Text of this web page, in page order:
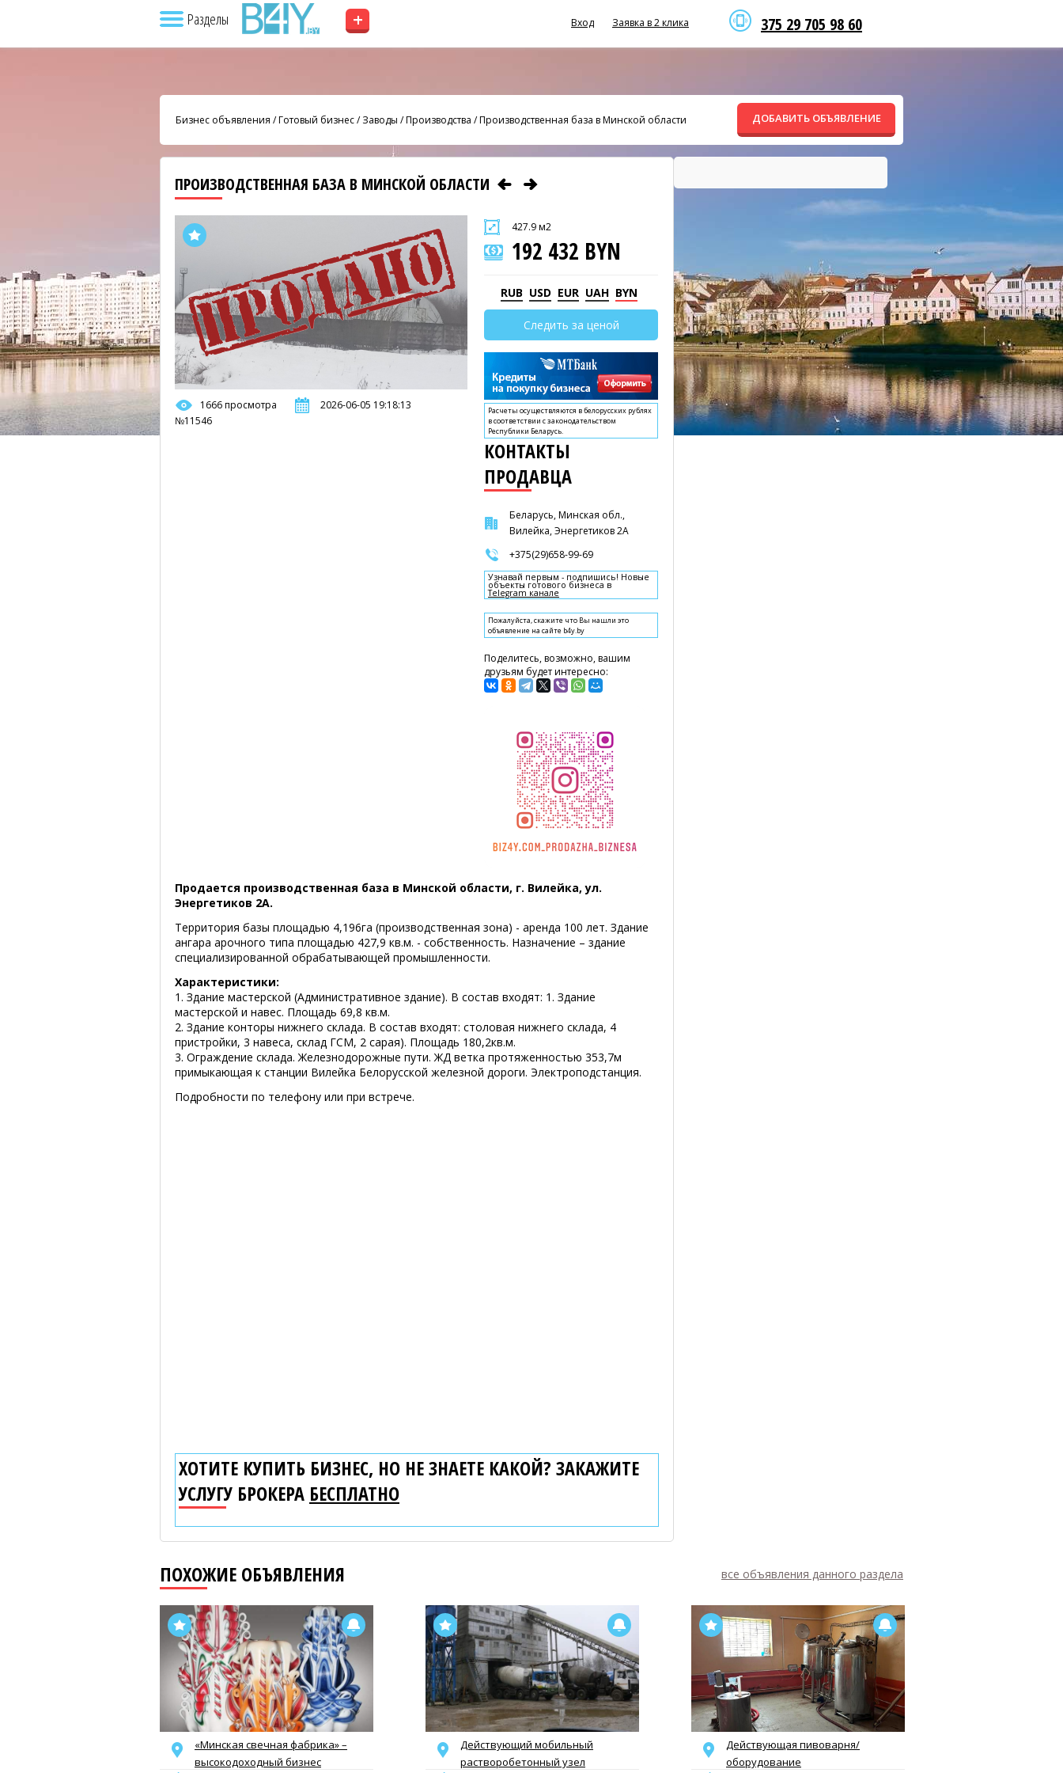
Разделы + 375 29 705 98 60
Вход Заявка в 2 клика
Бизнес объявления /Готовый бизнес/Заводы / Производства /Производственная база в Минской области ДОБАВИТЬ ОБЪЯВЛЕНИЕ
ПРОИЗВОДСТВЕННАЯ БАЗА В МИНСКОЙ ОБЛАСТИ
1666 просмотра
2026-06-05 19:18:13
№11546
427.9 м2
192 432 BYN
RUB USD EUR UAH BYN
Следить за ценой
Расчеты осуществляются в белорусских рублях
в соответствии с законодательством
Республики Беларусь.
КОНТАКТЫ
ПРОДАВЦА
Беларусь, Минская обл.,
Вилейка, Энергетиков 2А
+375(29)658-99-69
Узнавай первым - подпишись! Новые
объекты готового бизнеса в
Telegram канале
Пожалуйста, скажите что Вы нашли это
объявление на сайте b4y.by
Поделитесь, возможно, вашим
друзьям будет интересно:
Продается производственная база в Минской области, г. Вилейка, ул.
Энергетиков 2А.
Территория базы площадью 4,196га (производственная зона) - аренда 100 лет. Здание
ангара арочного типа площадью 427,9 кв.м. - собственность. Назначение – здание
специализированной обрабатывающей промышленности.
Характеристики:
1. Здание мастерской (Административное здание). В состав входят: 1. Здание
мастерской и навес. Площадь 69,8 кв.м.
2. Здание конторы нижнего склада. В состав входят: столовая нижнего склада, 4
пристройки, 3 навеса, склад ГСМ, 2 сарая). Площадь 180,2кв.м.
3. Ограждение склада. Железнодорожные пути. ЖД ветка протяженностью 353,7м
примыкающая к станции Вилейка Белорусской железной дороги. Электроподстанция.
Подробности по телефону или при встрече.
ХОТИТЕ КУПИТЬ БИЗНЕС, НО НЕ ЗНАЕТЕ КАКОЙ? ЗАКАЖИТЕ
УСЛУГУ БРОКЕРА БЕСПЛАТНО
ПОХОЖИЕ ОБЪЯВЛЕНИЯ все объявления данного раздела
«Минская свечная фабрика» –
высокодоходный бизнес
Действующий мобильный
растворобетонный узел
Действующая пивоварня/
оборудование